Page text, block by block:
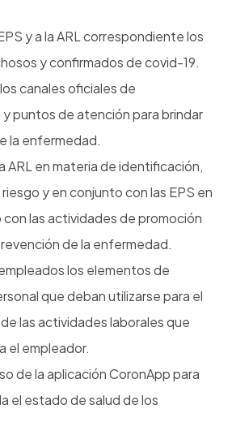
y a la ARL correspondiente los
y confirmados de covid-19.
canales oficiales de
puntos de atención para brindar
la enfermedad.
ARL en materia de identificación,
y en conjunto con las EPS en
con las actividades de promoción
de la enfermedad.
los elementos de
que deban utilizarse para el
las actividades laborales que
el empleador.
de la aplicación CoronApp para
el estado de salud de los